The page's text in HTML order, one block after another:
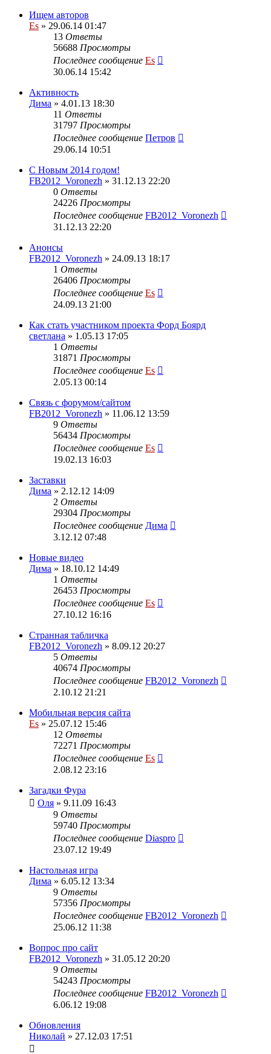
Ищем авторов
Es » 29.06.14 01:47
13 Ответы
56688 Просмотры
Последнее сообщение Es
30.06.14 15:42
Активность
Дима » 4.01.13 18:30
11 Ответы
31797 Просмотры
Последнее сообщение Петров
29.06.14 10:51
С Новым 2014 годом!
FB2012_Voronezh » 31.12.13 22:20
0 Ответы
24226 Просмотры
Последнее сообщение FB2012_Voronezh
31.12.13 22:20
Анонсы
FB2012_Voronezh » 24.09.13 18:17
1 Ответы
26406 Просмотры
Последнее сообщение Es
24.09.13 21:00
Как стать участником проекта Форд Боярд
светлана » 1.05.13 17:05
1 Ответы
31871 Просмотры
Последнее сообщение Es
2.05.13 00:14
Cвязь с форумом/сайтом
FB2012_Voronezh » 11.06.12 13:59
9 Ответы
56434 Просмотры
Последнее сообщение Es
19.02.13 16:03
Заставки
Дима » 2.12.12 14:09
2 Ответы
29304 Просмотры
Последнее сообщение Дима
3.12.12 07:48
Новые видео
Дима » 18.10.12 14:49
1 Ответы
26453 Просмотры
Последнее сообщение Es
27.10.12 16:16
Странная табличка
FB2012_Voronezh » 8.09.12 20:27
5 Ответы
40674 Просмотры
Последнее сообщение FB2012_Voronezh
2.10.12 21:21
Мобильная версия сайта
Es » 25.07.12 15:46
12 Ответы
72271 Просмотры
Последнее сообщение Es
2.08.12 23:16
Загадки Фура
Оля » 9.11.09 16:43
9 Ответы
59740 Просмотры
Последнее сообщение Diaspro
23.07.12 19:49
Настольная игра
Дима » 6.05.12 13:34
9 Ответы
57356 Просмотры
Последнее сообщение FB2012_Voronezh
25.06.12 11:38
Вопрос про сайт
FB2012_Voronezh » 31.05.12 20:20
9 Ответы
54243 Просмотры
Последнее сообщение FB2012_Voronezh
6.06.12 19:08
Обновления
Николай » 27.12.03 17:51